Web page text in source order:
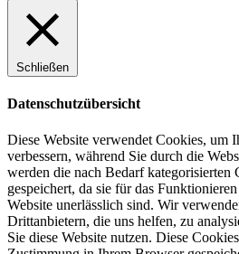
Schließen
Datenschutzübersicht
Diese Website verwendet Cookies, um
verbessern, während Sie durch die
werden die nach Bedarf
gespeichert, da sie für das
Website unerlässlich sind. Wir
Drittanbietern, die uns helfen, zu
Sie diese Website nutzen. Diese